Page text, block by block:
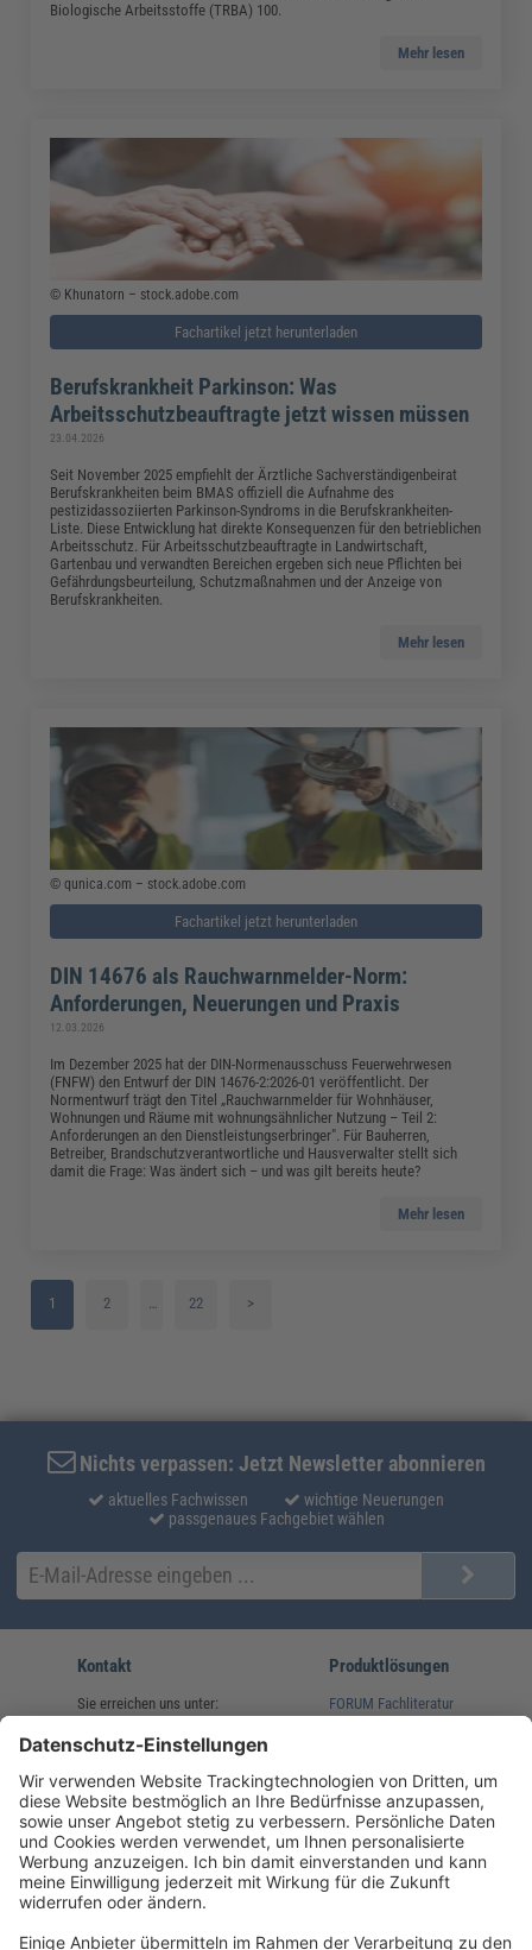
Biologische Arbeitsstoffe (TRBA) 100.
Mehr lesen
© Khunatorn – stock.adobe.com
Fachartikel jetzt herunterladen
Berufskrankheit Parkinson: Was
Arbeitsschutzbeauftragte jetzt wissen müssen
23.04.2026
Seit November 2025 empfiehlt der Ärztliche Sachverständigenbeirat
Berufskrankheiten beim BMAS offiziell die Aufnahme des
pestizidassoziierten Parkinson-Syndroms in die Berufskrankheiten-
Liste. Diese Entwicklung hat direkte Konsequenzen für den betrieblichen
Arbeitsschutz. Für Arbeitsschutzbeauftragte in Landwirtschaft,
Gartenbau und verwandten Bereichen ergeben sich neue Pflichten bei
Gefährdungsbeurteilung, Schutzmaßnahmen und der Anzeige von
Berufskrankheiten.
Mehr lesen
© qunica.com – stock.adobe.com
Fachartikel jetzt herunterladen
DIN 14676 als Rauchwarnmelder-Norm:
Anforderungen, Neuerungen und Praxis
12.03.2026
Im Dezember 2025 hat der DIN-Normenausschuss Feuerwehrwesen
(FNFW) den Entwurf der DIN 14676-2:2026-01 veröffentlicht. Der
Normentwurf trägt den Titel „Rauchwarnmelder für Wohnhäuser,
Wohnungen und Räume mit wohnungsähnlicher Nutzung – Teil 2:
Anforderungen an den Dienstleistungserbringer". Für Bauherren,
Betreiber, Brandschutzverantwortliche und Hausverwalter stellt sich
damit die Frage: Was ändert sich – und was gilt bereits heute?
Mehr lesen
1 2 22 >
Nichts verpassen: Jetzt Newsletter abonnieren
aktuelles Fachwissen
wichtige Neuerungen
passgenaues Fachgebiet wählen
Kontakt
Sie erreichen uns unter:
(08233) 38 11 23
service@forum-verlag.com
Mo-Do 07:30 - 17:00 Uhr
Fr 07:30 - 15:00 Uhr
Produktlösungen
FORUM Fachliteratur
Folgen Sie uns